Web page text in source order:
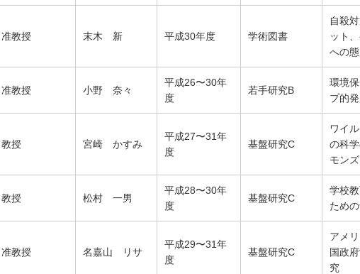
准教授 末木 新 平成30年度 学術図書
自殺
ット
への
准教授 小野 奈々
平成26〜30年
度
若手研究B
環境
プ的
教授 宮崎 かすみ
平成27〜31年
度
基盤研究C
ワイ
の科
モン
教授 松村 一男
平成28〜30年
度
基盤研究C
学校
ため
准教授 名嘉山 リサ
平成29〜31年
度
基盤研究C
アメ
国政
究